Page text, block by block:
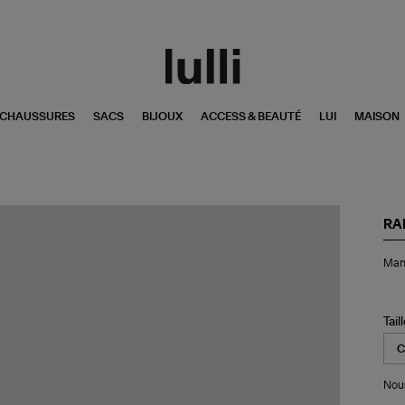
SACS BIJOUX ACCESS & BEAUTÉ LUI MAISON